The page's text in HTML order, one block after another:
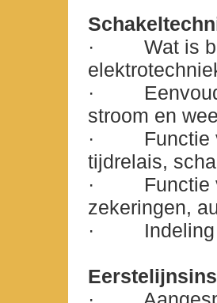
·
Wat is
·
stroom en
·
Functie
tijdrelais,
·
Functie
zekeringen,
·